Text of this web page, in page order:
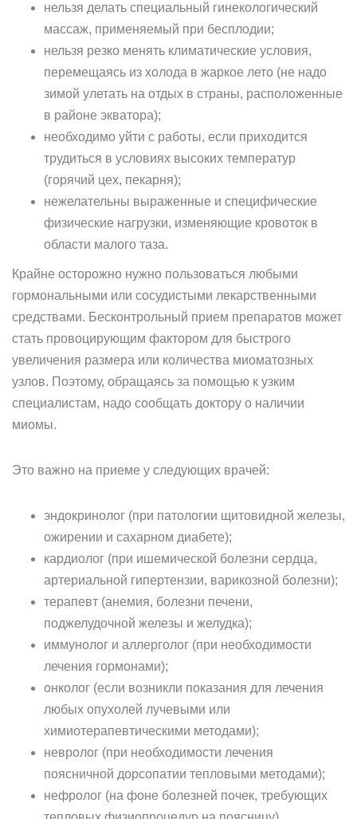
нельзя делать специальный гинекологический
массаж, применяемый при бесплодии;
нельзя резко менять климатические условия,
перемещаясь из холода в жаркое лето (не надо
зимой улетать на отдых в страны, расположенные
в районе экватора);
необходимо уйти с работы, если приходится
трудиться в условиях высоких температур
(горячий цех, пекарня);
нежелательны выраженные и специфические
физические нагрузки, изменяющие кровоток в
области малого таза.
Крайне осторожно нужно пользоваться любыми
гормональными или сосудистыми лекарственными
средствами. Бесконтрольный прием препаратов может
стать провоцирующим фактором для быстрого
увеличения размера или количества миоматозных
узлов. Поэтому, обращаясь за помощью к узким
специалистам, надо сообщать доктору о наличии
миомы.
Это важно на приеме у следующих врачей:
эндокринолог (при патологии щитовидной железы,
ожирении и сахарном диабете);
кардиолог (при ишемической болезни сердца,
артериальной гипертензии, варикозной болезни);
терапевт (анемия, болезни печени,
поджелудочной железы и желудка);
иммунолог и аллерголог (при необходимости
лечения гормонами);
онколог (если возникли показания для лечения
любых опухолей лучевыми или
химиотерапевтическими методами);
невролог (при необходимости лечения
поясничной дорсопатии тепловыми методами);
нефролог (на фоне болезней почек, требующих